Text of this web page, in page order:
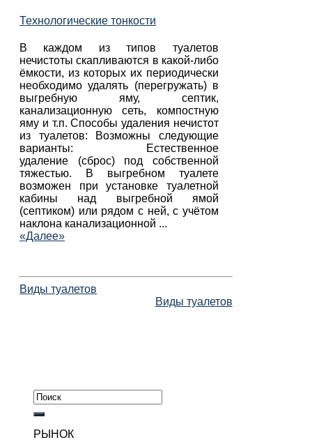
Технологические тонкости
В каждом из типов туалетов
нечистоты скапливаются в какой-либо
ёмкости, из которых их периодически
необходимо удалять (перегружать) в
выгребную яму, септик,
канализационную сеть, компостную
яму и т.п. Способы удаления нечистот
из туалетов: Возможны следующие
варианты: Естественное
удаление (сброс) под собственной
тяжестью. В выгребном туалете
возможен при установке туалетной
кабины над выгребной ямой
(септиком) или рядом с ней, с учётом
наклона канализационной ...
«Далее»
Виды туалетов
Виды туалетов
РЫНОК